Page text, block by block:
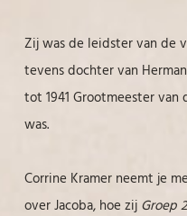
Zij was de leidster van de
tevens dochter van
tot 1941 Grootmeester
was.
Corrine Kramer neemt je
over Jacoba, hoe zij Groep